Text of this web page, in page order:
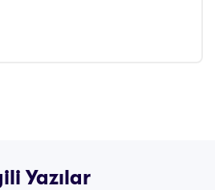
Yazılar